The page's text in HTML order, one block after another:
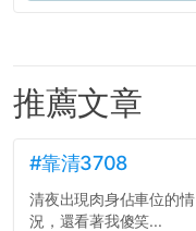
推薦文章
#靠清3708
清夜出現肉身佔車位的情
況，還看著我傻笑...